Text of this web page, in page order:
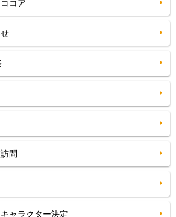
コア
問
ャラクター決定